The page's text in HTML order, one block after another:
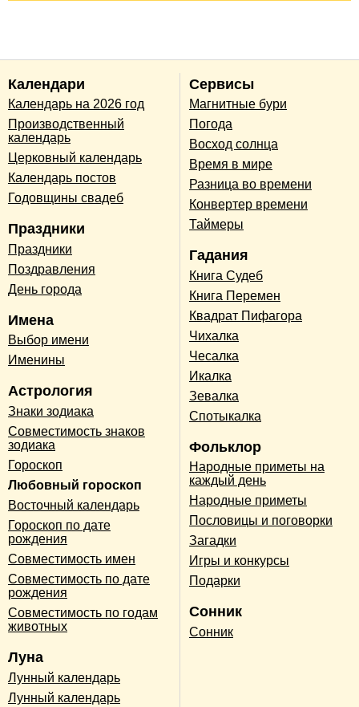
Календари
Календарь на 2026 год
Производственный
календарь
Церковный календарь
Календарь постов
Годовщины свадеб
Праздники
Праздники
Поздравления
День города
Имена
Выбор имени
Именины
Астрология
Знаки зодиака
Совместимость знаков
зодиака
Гороскоп
Любовный гороскоп
Восточный календарь
Гороскоп по дате
рождения
Совместимость имен
Совместимость по дате
рождения
Совместимость по годам
животных
Луна
Лунный календарь
Лунный календарь
Сервисы
Магнитные бури
Погода
Восход солнца
Время в мире
Разница во времени
Конвертер времени
Таймеры
Гадания
Книга Судеб
Книга Перемен
Квадрат Пифагора
Чихалка
Чесалка
Икалка
Зевалка
Спотыкалка
Фольклор
Народные приметы на
каждый день
Народные приметы
Пословицы и поговорки
Загадки
Игры и конкурсы
Подарки
Сонник
Сонник